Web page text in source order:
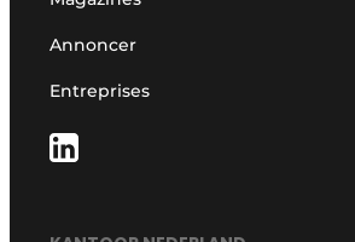
Annoncer
Entreprises